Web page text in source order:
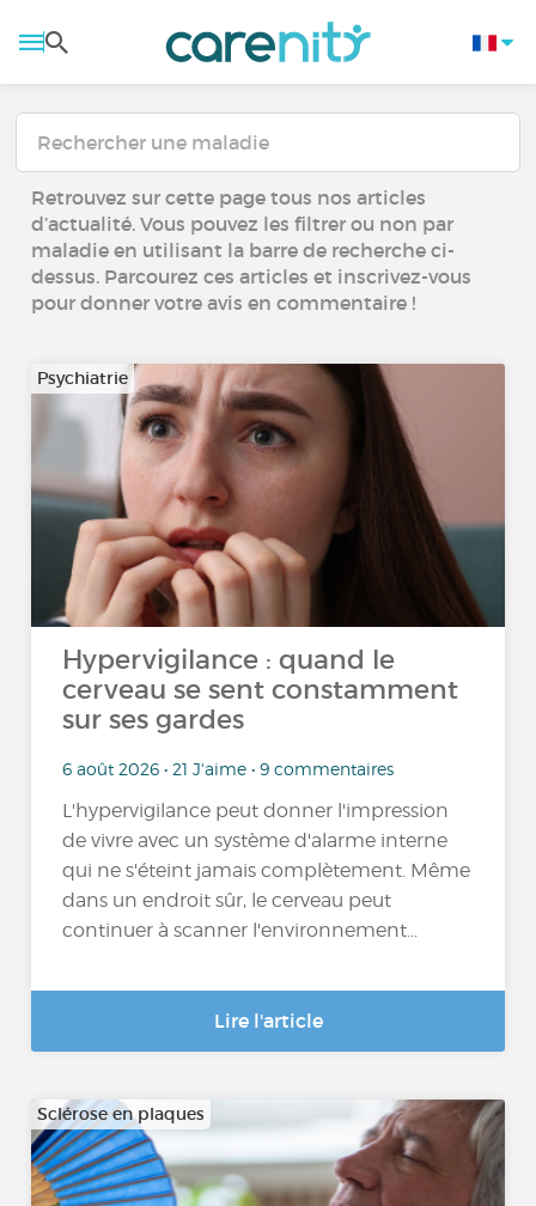
Retrouvez sur cette page tous nos articles
d’actualité. Vous pouvez les filtrer ou non par
maladie en utilisant la barre de recherche ci-
dessus. Parcourez ces articles et inscrivez-vous
pour donner votre avis en commentaire !
Psychiatrie
Hypervigilance : quand le
cerveau se sent constamment
sur ses gardes
6 août 2026 • 21 J'aime • 9 commentaires
L'hypervigilance peut donner l'impression
de vivre avec un système d'alarme interne
qui ne s'éteint jamais complètement. Même
dans un endroit sûr, le cerveau peut
continuer à scanner l'environnement...
Lire l'article
Sclérose en plaques